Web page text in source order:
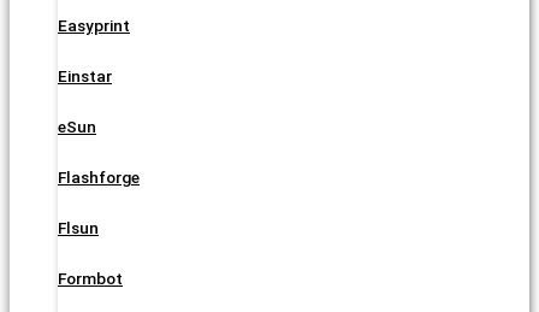
Easyprint
Einstar
eSun
Flashforge
Flsun
Formbot